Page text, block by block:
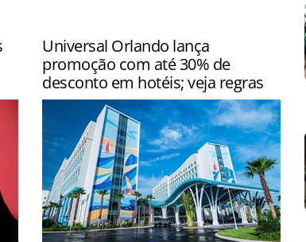
Universal Orlando lança
promoção com até 30% de
desconto em hotéis; veja regras